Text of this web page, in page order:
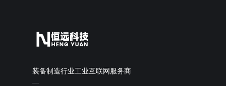
装备制造行业工业互联网服务商